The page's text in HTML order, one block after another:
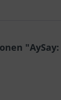
"AySay: